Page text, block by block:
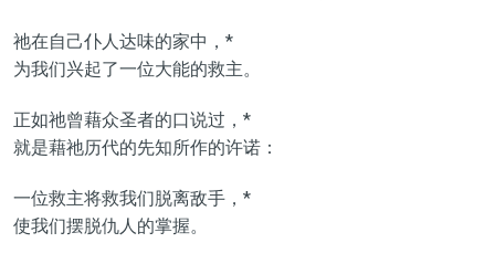
祂在自己仆人达味的家中，*
为我们兴起了一位大能的救主。
正如祂曾藉众圣者的口说过，*
就是藉祂历代的先知所作的许诺：
一位救主将救我们脱离敌手，*
使我们摆脱仇人的掌握。